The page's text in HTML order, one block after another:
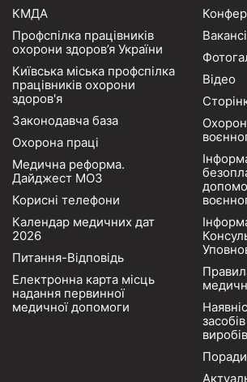
КМДА
Профспілка працівників
охорони здоров’я України
Київська міська профспілка
працівників охорони
здоров'я
Законодавча база
Охорона праці
Медична реформа.
Дайджест МОЗ
Корисні телефони
Календар медичних дат
2026
Питання-Відповідь
Електронна карта місць
надання первинної
медичної допомоги
Відео
виробів
Поради